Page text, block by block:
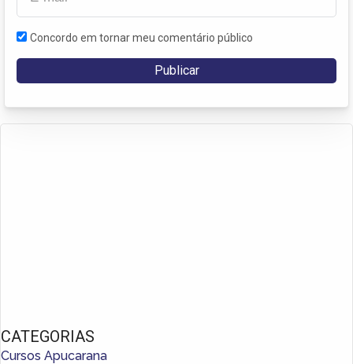
Concordo em tornar meu comentário público
CATEGORIAS
Cursos Apucarana